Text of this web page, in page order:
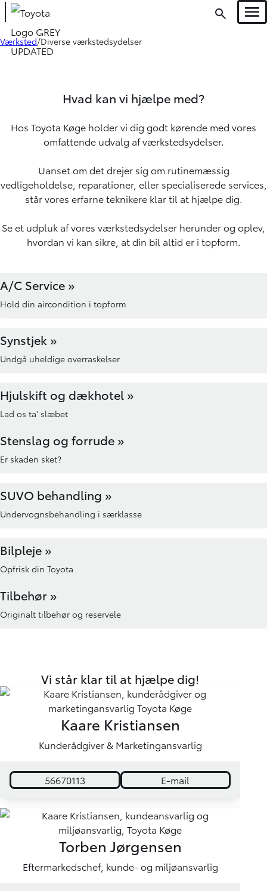
Værksted Diverse værkstedsydelser
Hvad kan vi hjælpe med?
Hos Toyota Køge holder vi dig godt kørende med vores
omfattende udvalg af værkstedsydelser.
Uanset om det drejer sig om rutinemæssig
vedligeholdelse, reparationer, eller specialiserede services,
står vores erfarne teknikere klar til at hjælpe dig.
Se et udpluk af vores værkstedsydelser herunder og oplev,
hvordan vi kan sikre, at din bil altid er i topform.
A/C Service »
Hold din aircondition i topform
Synstjek »
Undgå uheldige overraskelser
Hjulskift og dækhotel »
Lad os ta' slæbet
Stenslag og forrude »
Er skaden sket?
SUVO behandling »
Undervognsbehandling i særklasse
Bilpleje »
Opfrisk din Toyota
Tilbehør »
Originalt tilbehør og reservele
Vi står klar til at hjælpe dig!
Kaare Kristiansen
Kunderådgiver & Marketingansvarlig
56670113 E-mail
Torben Jørgensen
Eftermarkedschef, kunde- og miljøansvarlig